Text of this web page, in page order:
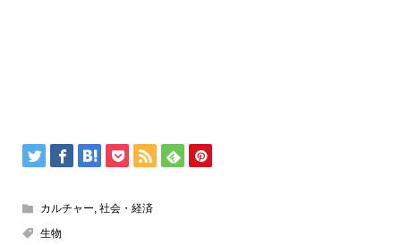
カルチャー, 社会・経済
生物